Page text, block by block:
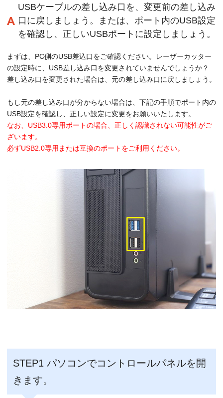
USBケーブルの差し込み口を、変更前の差し込み
口に戻しましょう。または、ポート内のUSB設定
を確認し、正しいUSBポートに設定しましょう。
まずは、PC側のUSB差込口をご確認ください。レーザーカッター
の設定時に、USB差し込み口を変更されていませんでしょうか？
差し込み口を変更された場合は、元の差し込み口に戻しましょう。
もし元の差し込み口が分からない場合は、下記の手順でポート内の
USB設定を確認し、正しい設定に変更をお願いいたします。
なお、USB3.0専用ポートの場合、正しく認識されない可能性がご
ざいます。
必ずUSB2.0専用または互換のポートをご利用ください。
STEP1 パソコンでコントロールパネルを開
きます。